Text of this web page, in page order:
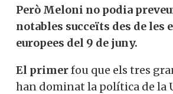
Però Meloni no podia
notables succeïts des de les
europees del 9 de juny.
El primerfou que els tres
han dominat la política de la